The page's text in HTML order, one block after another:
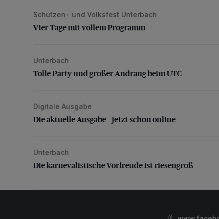
Vier Tage mit vollem Programm
Schützen- und Volksfest Unterbach
Vier Tage mit vollem Programm
Tolle Party und großer Andrang beim UTC
Unterbach
Tolle Party und großer Andrang beim UTC
Die aktuelle Ausgabe – jetzt schon online
Digitale Ausgabe
Die aktuelle Ausgabe – jetzt schon online
Die karnevalistische Vorfreude ist riesengroß
Unterbach
Die karnevalistische Vorfreude ist riesengroß